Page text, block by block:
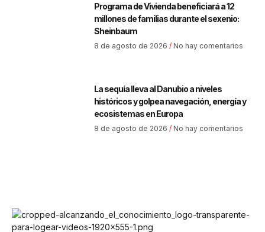
Programa de Vivienda beneficiará a 12
millones de familias durante el sexenio:
Sheinbaum
8 de agosto de 2026 No hay comentarios
La sequía lleva al Danubio a niveles
históricos y golpea navegación, energía y
ecosistemas en Europa
8 de agosto de 2026 No hay comentarios